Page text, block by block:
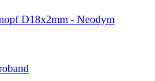
D18x2mm - Neodym